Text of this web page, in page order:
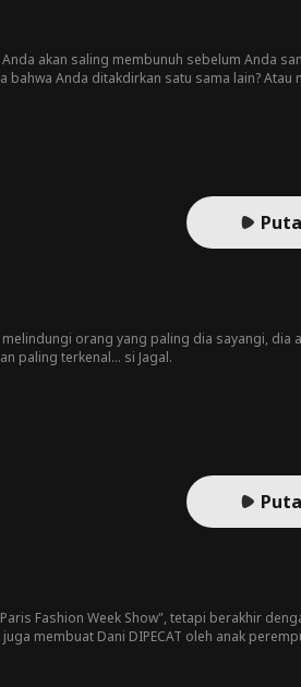
akan saling membunuh sebelum Anda
bahwa Anda ditakdirkan satu sama lain? Atau
orang yang paling dia sayangi, dia
paling terkenal... si Jagal.
Fashion Week Show", tetapi berakhir
membuat Dani DIPECAT oleh anak